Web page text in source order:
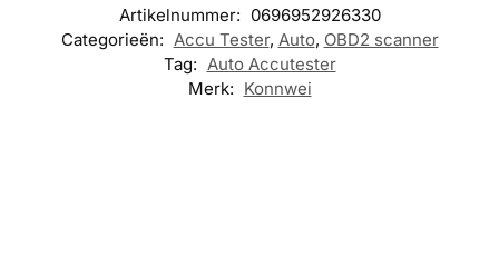
Artikelnummer: 0696952926330
Categorieën: Accu Tester, Auto, OBD2 scanner
Tag: Auto Accutester
Merk: Konnwei